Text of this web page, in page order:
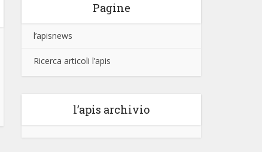
Pagine
l’apisnews
Ricerca articoli l’apis
l’apis archivio